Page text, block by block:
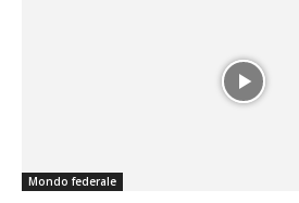
Mondo federale